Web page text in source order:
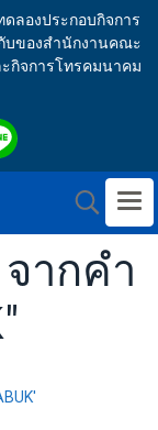
ลองประกอบกิจการ
กับของสำนักงานคณะ
ะกิจการโทรคมนาคม
ากคำ